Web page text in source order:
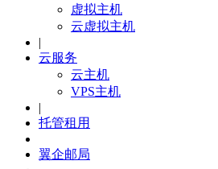
虚拟主机
云虚拟主机
|
云服务
云主机
VPS主机
|
托管租用
翼企邮局